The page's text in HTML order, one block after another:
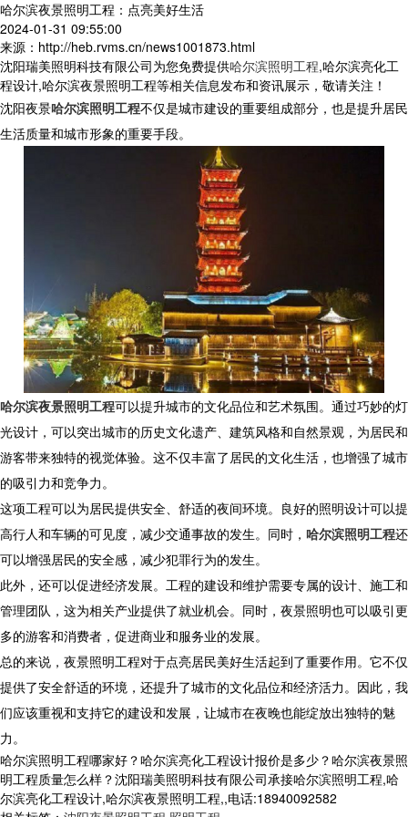
哈尔滨夜景照明工程：点亮美好生活
2024-01-31 09:55:00
来源：http://heb.rvms.cn/news1001873.html
沈阳瑞美照明科技有限公司为您免费提供哈尔滨照明工程,哈尔滨亮化工
程设计,哈尔滨夜景照明工程等相关信息发布和资讯展示，敬请关注！
沈阳夜景哈尔滨照明工程不仅是城市建设的重要组成部分，也是提升居民
生活质量和城市形象的重要手段。
哈尔滨夜景照明工程可以提升城市的文化品位和艺术氛围。通过巧妙的灯
光设计，可以突出城市的历史文化遗产、建筑风格和自然景观，为居民和
游客带来独特的视觉体验。这不仅丰富了居民的文化生活，也增强了城市
的吸引力和竞争力。
这项工程可以为居民提供安全、舒适的夜间环境。良好的照明设计可以提
高行人和车辆的可见度，减少交通事故的发生。同时， 哈尔滨照明工程还
可以增强居民的安全感，减少犯罪行为的发生。
此外，还可以促进经济发展。工程的建设和维护需要专属的设计、施工和
管理团队，这为相关产业提供了就业机会。同时，夜景照明也可以吸引更
多的游客和消费者，促进商业和服务业的发展。
总的来说，夜景照明工程对于点亮居民美好生活起到了重要作用。它不仅
提供了安全舒适的环境，还提升了城市的文化品位和经济活力。因此，我
们应该重视和支持它的建设和发展，让城市在夜晚也能绽放出独特的魅
力。
哈尔滨照明工程哪家好？哈尔滨亮化工程设计报价是多少？哈尔滨夜景照
明工程质量怎么样？沈阳瑞美照明科技有限公司承接哈尔滨照明工程,哈
尔滨亮化工程设计,哈尔滨夜景照明工程,,电话:18940092582